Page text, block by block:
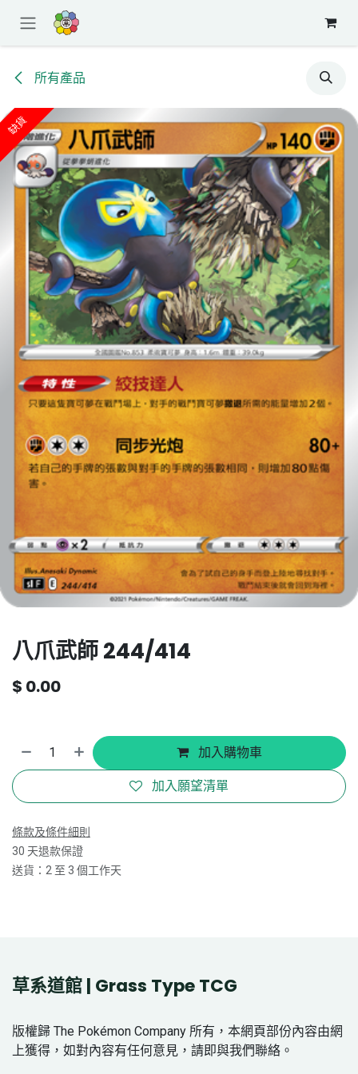
所有產品
缺貨
八爪武師 244/414
$ 0.00
加入購物車
加入願望清單
條款及條件細則
30 天退款保證
送貨：2 至 3 個工作天
草系道館 | Grass Type TCG
版權歸 The Pokémon Company 所有，本網頁部份內容由網
上獲得，如對內容有任何意見，請即與我們聯絡。